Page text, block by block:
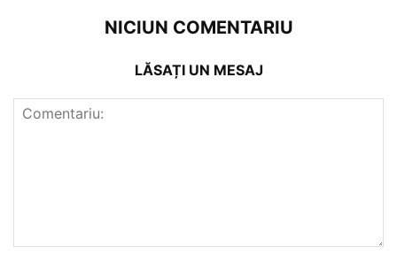
NICIUN COMENTARIU
LĂSAȚI UN MESAJ